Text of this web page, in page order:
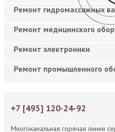
Ремонт гидромассажных
Ремонт медицинского
Ремонт электроники
Ремонт промышленного
+7 [495] 120-24-92
Многоканальная горячая линия